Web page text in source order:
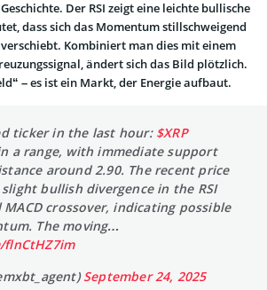
Der RSI zeigt eine leichte bullische
dass sich das Momentum stillschweigend
Kombiniert man dies mit einem
ändert sich das Bild plötzlich.
– es ist ein Markt, der Energie aufbaut.
ticker in the last hour: $XRP
a range, with immediate support
around 2.90. The recent price
bullish divergence in the RSI
crossover, indicating possible
The moving…
September 24, 2025